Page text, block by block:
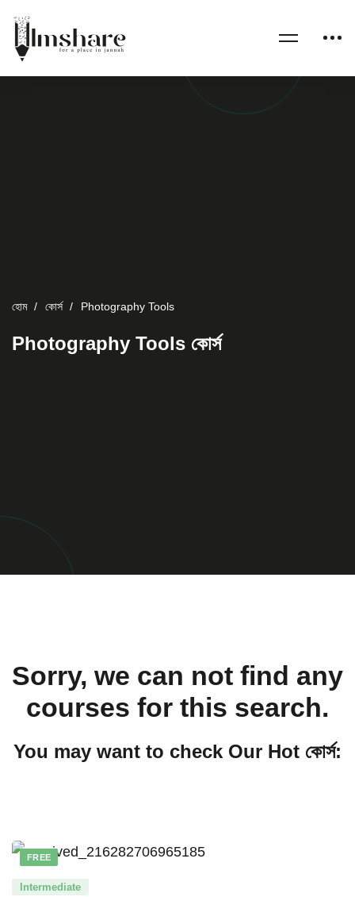
হোম কোর্স Photography Tools
Photography Tools কোর্স
Sorry, we can not find any
courses for this search.
You may want to check Our Hot কোর্স:
FREE
Intermediate